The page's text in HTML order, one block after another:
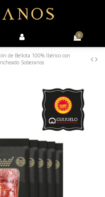
0
de Bellota 100% Ibérico con
Soberanos